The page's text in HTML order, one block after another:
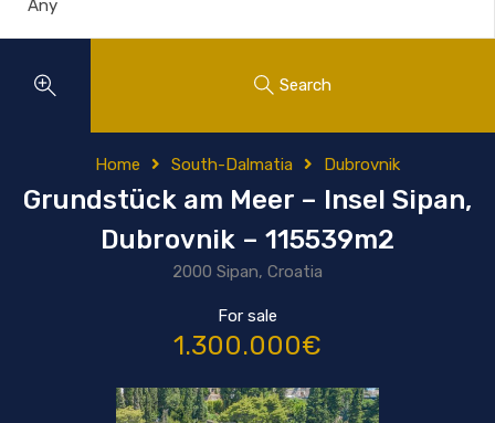
Search
Home South-Dalmatia Dubrovnik
Grundstück am Meer – Insel Sipan,
Dubrovnik – 115539m2
2000 Sipan, Croatia
For sale
1.300.000€